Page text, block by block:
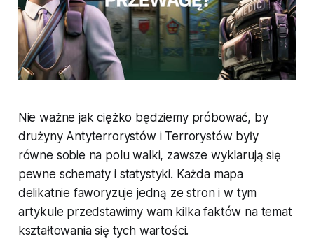
Nie ważne jak ciężko będziemy próbować, by
drużyny Antyterrorystów i Terrorystów były
równe sobie na polu walki, zawsze wyklarują się
pewne schematy i statystyki. Każda mapa
delikatnie faworyzuje jedną ze stron i w tym
artykule przedstawimy wam kilka faktów na temat
kształtowania się tych wartości.